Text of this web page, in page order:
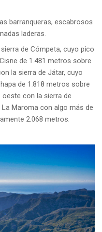
barranqueras, escabrosos
laderas.
de Cómpeta, cuyo pico
de 1.481 metros sobre
la sierra de Játar, cuyo
de 1.818 metros sobre
oeste con la sierra de
Maroma con algo más de
2.068 metros.